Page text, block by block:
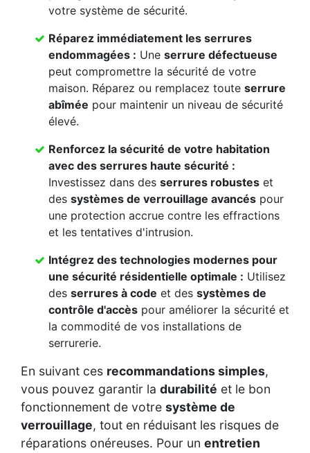
votre système de sécurité.
Réparez immédiatement les serrures
endommagées : Une serrure défectueuse
peut compromettre la sécurité de votre
maison. Réparez ou remplacez toute serrure
abîmée pour maintenir un niveau de sécurité
élevé.
Renforcez la sécurité de votre habitation
avec des serrures haute sécurité :
Investissez dans des serrures robustes et
des systèmes de verrouillage avancés pour
une protection accrue contre les effractions
et les tentatives d'intrusion.
Intégrez des technologies modernes pour
une sécurité résidentielle optimale : Utilisez
des serrures à code et des systèmes de
contrôle d'accès pour améliorer la sécurité et
la commodité de vos installations de
serrurerie.
En suivant ces recommandations simples,
vous pouvez garantir la durabilité et le bon
fonctionnement de votre système de
verrouillage, tout en réduisant les risques de
réparations onéreuses. Pour un entretien